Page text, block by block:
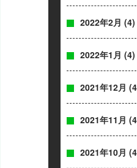
2022年2月 (4)
2022年1月 (4)
2021年12月
2021年11月
2021年10月